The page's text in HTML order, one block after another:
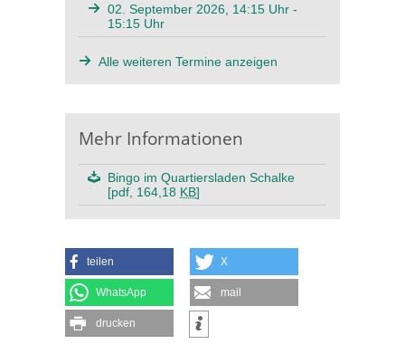
02. September 2026, 14:15 Uhr -
15:15 Uhr
Alle weiteren Termine anzeigen
Mehr Informationen
Bingo im Quartiersladen Schalke
[pdf, 164,18 KB]
teilen X
WhatsApp mail
drucken